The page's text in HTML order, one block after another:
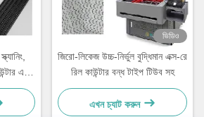
এবং
ভিডিও
জিরো-লিকেজ উচ্চ-নির্ভুল বুদ্ধিমান এক্স-রে
রিল কাউন্টার বন্ধ টাইপ টিউব সহ
এখন চ্যাট করুন